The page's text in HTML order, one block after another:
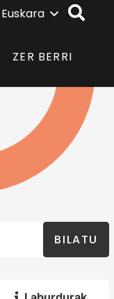
Euskara
ZER BERRI
BILATU